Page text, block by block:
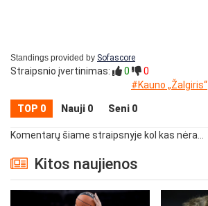
Standings provided by Sofascore
Straipsnio įvertinimas: 0
0
#Kauno „Žalgiris“
TOP 0 Nauji 0 Seni 0
Komentarų šiame straipsnyje kol kas nėra...
Kitos naujienos